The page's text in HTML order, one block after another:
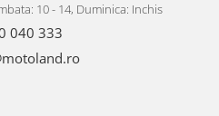
10 - 14, Duminica: Inchis
040 333